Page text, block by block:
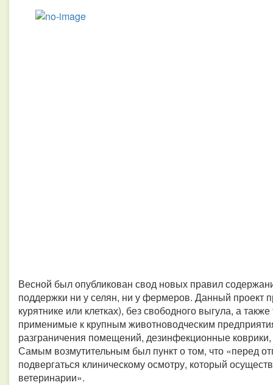
Весной был опубликован свод новых правил
поддержки ни у селян, ни у фермеров. Данный проект
курятнике или клетках), без свободного выгула, а
применимые к крупным животноводческим
разграничения помещений, дезинфекционные
Самым возмутительным был пункт о том, что «перед
подвергаться клиническому осмотру, который
ветеринарии».